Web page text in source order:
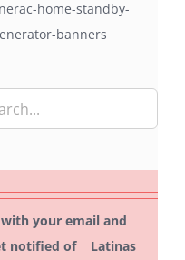
your email and
notified of Latinas